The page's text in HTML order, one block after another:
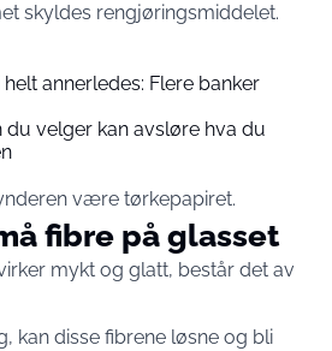
skyldes rengjøringsmiddelet.
annerledes: Flere banker
velger kan avsløre hva du
være tørkepapiret.
fibre på glasset
mykt og glatt, består det av
kan disse fibrene løsne og bli